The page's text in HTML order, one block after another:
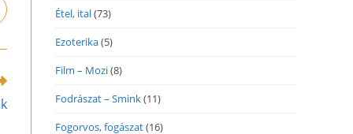
Étel, ital(73)
Ezoterika(5)
Film – Mozi(8)
Fodrászat – Smink(11)
Fogorvos, fogászat(16)